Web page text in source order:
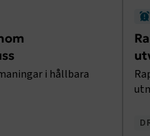
i hållbara